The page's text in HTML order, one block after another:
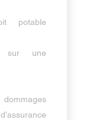
potable
sur une
dommages